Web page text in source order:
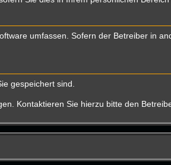
umfassen. Sofern der Betreiber in
gespeichert sind.
Kontaktieren Sie hierzu bitte den